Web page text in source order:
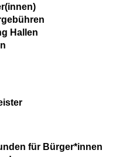
Hallen
für Bürger*innen